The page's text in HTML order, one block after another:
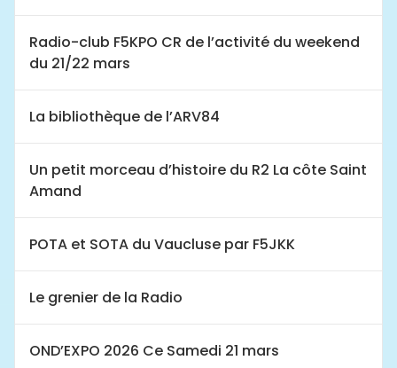
Radio-club F5KPO CR de l’activité du weekend
du 21/22 mars
La bibliothèque de l’ARV84
Un petit morceau d’histoire du R2 La côte Saint
Amand
POTA et SOTA du Vaucluse par F5JKK
Le grenier de la Radio
OND’EXPO 2026 Ce Samedi 21 mars